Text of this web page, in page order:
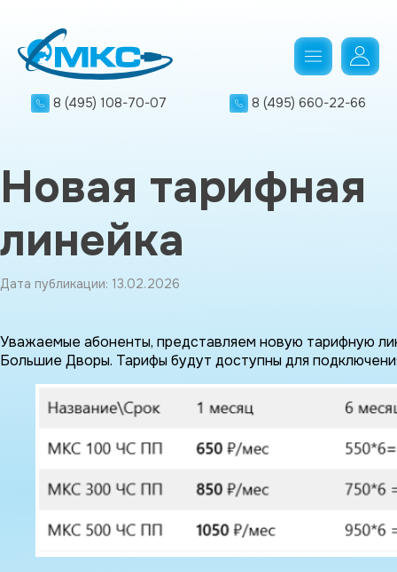
8 (495) 108-70-07 8 (495) 660-22-66
Новая тарифная
линейка
Дата публикации: 13.02.2026
Уважаемые абоненты, представляем новую тарифную
Большие Дворы. Тарифы будут доступны для